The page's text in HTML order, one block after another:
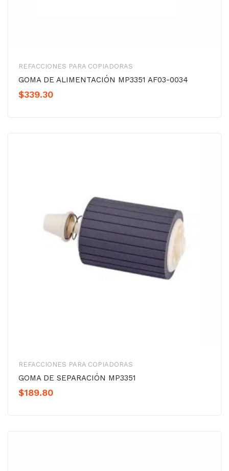
REFACCIONES PARA COPIADORAS
GOMA DE ALIMENTACIÓN MP3351 AF03-0034
$339.30
REFACCIONES PARA COPIADORAS
GOMA DE SEPARACIÓN MP3351
$189.80